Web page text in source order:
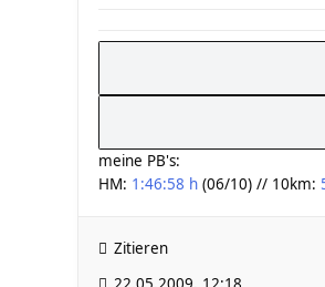
meine PB's:
HM: 1:46:58 h (06/10) // 10km:
Zitieren